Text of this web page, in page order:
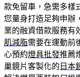
款免留車，急需多樣
您量身打造足夠申辦
業的融資借款服務有
肌減脂需要在運動前
心預約燈具批發推薦
巢鏡片客製化的 日本